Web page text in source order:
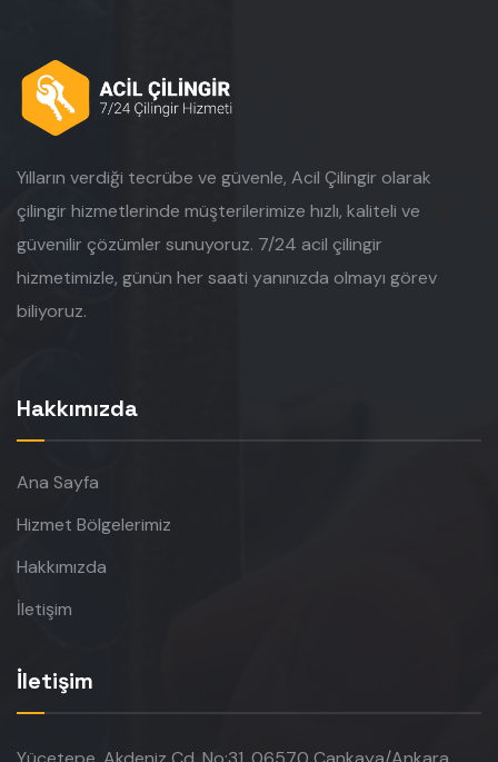
Yılların verdiği tecrübe ve güvenle, Acil Çilingir olarak
çilingir hizmetlerinde müşterilerimize hızlı, kaliteli ve
güvenilir çözümler sunuyoruz. 7/24 acil çilingir
hizmetimizle, günün her saati yanınızda olmayı görev
biliyoruz.
Hakkımızda
Ana Sayfa
Hizmet Bölgelerimiz
Hakkımızda
İletişim
İletişim